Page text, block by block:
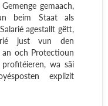
gemaach,
beim Staat als
agestallt gëtt,
just vun den
an och Protectioun
wa säi
explizit